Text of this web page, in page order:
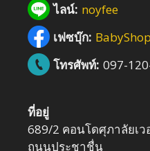
ไลน์: noyfee
เฟซบุ๊ก:
โทรศัพท์: 097-
ที่อยู่
689/2 คอนโดศุภาลัยเ
ถนนประชาชื่น